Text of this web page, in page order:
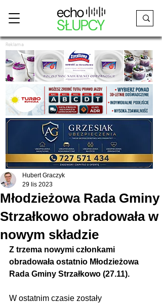
Reklama
Młodzieżowa Rada Gminy
Strzałkowo obradowała w
nowym składzie
Hubert Graczyk
29 lis 2023
Z trzema nowymi członkami
obradowała ostatnio Młodzieżowa
Rada Gminy Strzałkowo (27.11).
W ostatnim czasie zostały